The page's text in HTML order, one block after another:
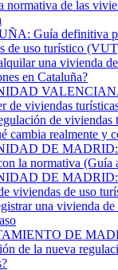
normativa de las
Guía definitiva
de uso turístico
una vivienda
en Cataluña?
de viviendas
de viviendas
cambia realmente y
DE MADRID:
la normativa (Guía
DE MADRID:
viviendas de uso
una vivienda
DE
de la nueva